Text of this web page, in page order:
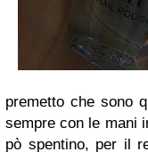
premetto che sono
sempre con le mani
pò spentino, per il